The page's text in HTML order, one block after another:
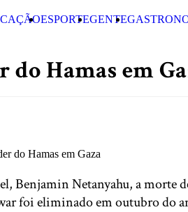
ESPORTEGENTE
Hamas em
Netanyahu, a morte
foi eliminado em outubro do